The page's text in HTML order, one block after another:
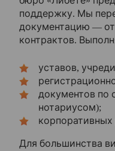
поддержку. Мы
документацию —
контрактов.
уставов,
документов по
нотариусом);
Для большинства